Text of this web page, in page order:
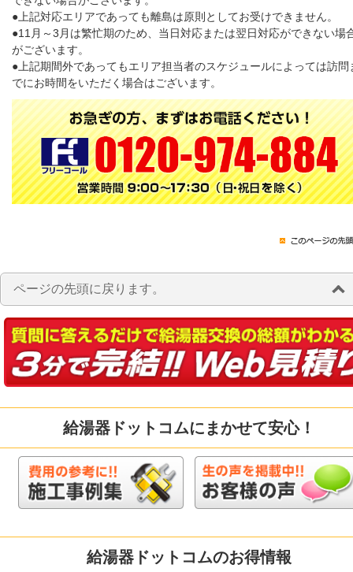
●上記対応エリアであっても離島は原則としてお受けできません。
●11月～3月は繁忙期のため、当日対応または翌日対応ができない場
がございます。
●上記期間外であってもエリア担当者のスケジュールによっては訪問
でにお時間をいただく場合はございます。
ページの先頭に戻ります。
給湯器ドットコムにまかせて安心！
給湯器ドットコムのお得情報